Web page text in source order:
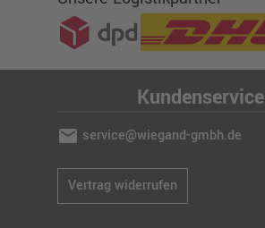
Kundenservice
mail service@wiegand-gmbh.de
Vertrag widerrufen